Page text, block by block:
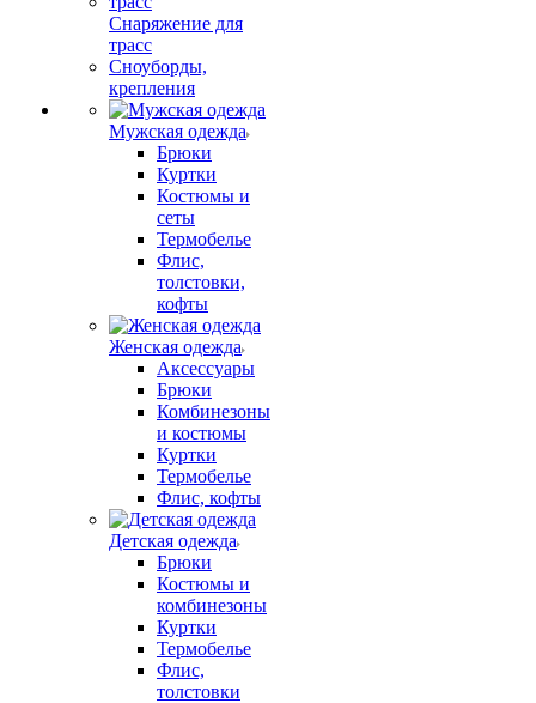
Снаряжение для
трасс
Сноуборды,
крепления
Мужская одежда
Брюки
Куртки
Костюмы и
сеты
Термобелье
Флис,
толстовки,
кофты
Женская одежда
Аксессуары
Брюки
Комбинезоны
и костюмы
Куртки
Термобелье
Флис, кофты
Детская одежда
Брюки
Костюмы и
комбинезоны
Куртки
Термобелье
Флис,
толстовки